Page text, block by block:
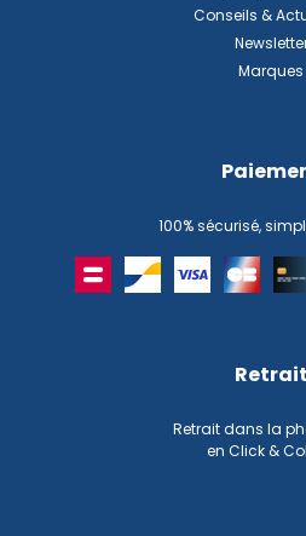
Conseils &
Marques
100% sécurisé,
Retrait
Retrait dans la
en Click &